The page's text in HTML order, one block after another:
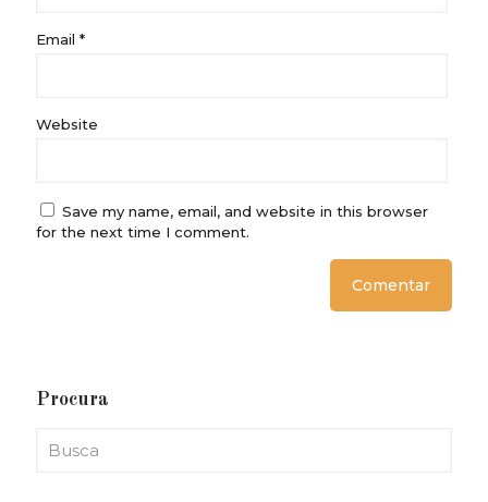
Email *
Website
Save my name, email, and website in this browser
for the next time I comment.
Procura